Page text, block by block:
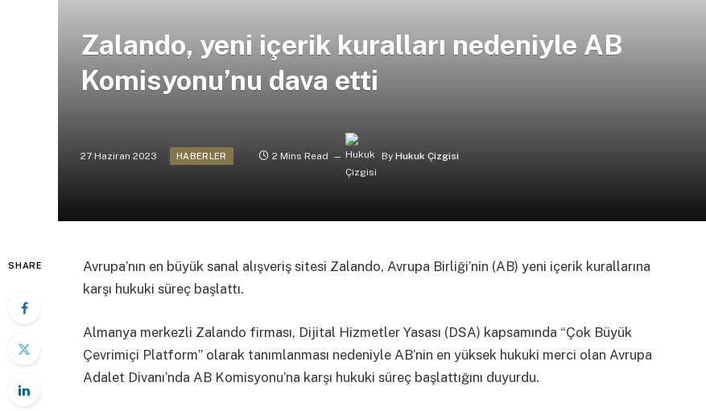
Zalando, yeni içerik kuralları nedeniyle AB
Komisyonu’nu dava etti
27 Haziran 2023 HABERLER 2 Mins Read By Hukuk Çizgisi
SHARE
Avrupa’nın en büyük sanal alışveriş sitesi Zalando, Avrupa Birliği’nin (AB) yeni içerik kurallarına
karşı hukuki süreç başlattı.
Almanya merkezli Zalando firması, Dijital Hizmetler Yasası (DSA) kapsamında “Çok Büyük
Çevrimiçi Platform” olarak tanımlanması nedeniyle AB’nin en yüksek hukuki merci olan Avrupa
Adalet Divanı’nda AB Komisyonu’na karşı hukuki süreç başlattığını duyurdu.